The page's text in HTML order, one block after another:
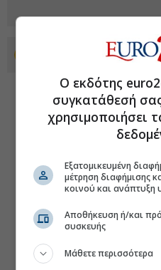
Προσθέστε το
Ο εκδότης
συγκατάθεσή
χρησιμοποιήσει
Εξατομικευμένη
μέτρηση διαφήμισης
κοινού και ανάπτυξη
Αποθήκευση ή/και
συσκευής
Μάθετε περισσότερα